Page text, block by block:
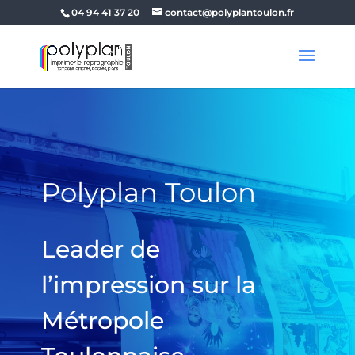
04 94 41 37 20 contact@polyplantoulon.fr
Polyplan Toulon
Leader de
l’impression sur la
Métropole